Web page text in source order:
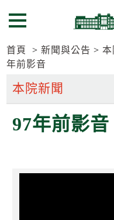
到
要
內
塊
到
要
內
塊
選單按鈕
首頁 新聞與公告 本
年前影音
97年前影音